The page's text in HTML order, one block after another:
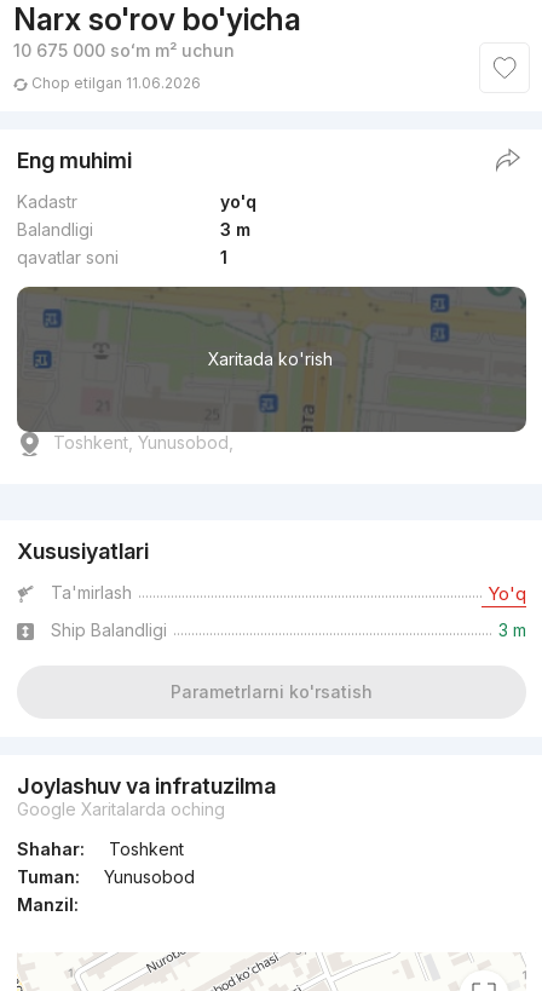
Narx so'rov bo'yicha
10 675 000 soʻmm² uchun
Chop etilgan 11.06.2026
Eng muhimi
Kadastr
yo'q
Balandligi
3 m
qavatlar soni
1
Xaritada ko'rish
Toshkent, Yunusobod,
Xususiyatlari
Ta'mirlash Yo'q
Ship Balandligi 3 m
Parametrlarni ko'rsatish
Joylashuv va infratuzilma
Google Xaritalarda oching
Shahar:
Toshkent
Tuman:
Yunusobod
Manzil: